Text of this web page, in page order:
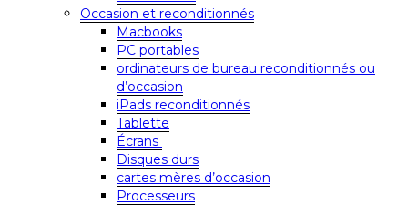
Occasion et reconditionnés
Macbooks
PC portables
ordinateurs de bureau reconditionnés ou
d’occasion
iPads reconditionnés
Tablette
Écrans
Disques durs
cartes mères d’occasion
Processeurs